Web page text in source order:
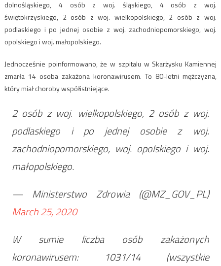
dolnośląskiego, 4 osób z woj. śląskiego, 4 osób z woj.
świętokrzyskiego, 2 osób z woj. wielkopolskiego, 2 osób z woj.
podlaskiego i po jednej osobie z woj. zachodniopomorskiego, woj.
opolskiego i woj. małopolskiego.
Jednocześnie poinformowano, że w szpitalu w Skarżysku Kamiennej
zmarła 14 osoba zakażona koronawirusem. To 80-letni mężczyzna,
który miał choroby współistniejące.
2 osób z woj. wielkopolskiego, 2 osób z woj.
podlaskiego i po jednej osobie z woj.
zachodniopomorskiego, woj. opolskiego i woj.
małopolskiego.
— Ministerstwo Zdrowia (@MZ_GOV_PL)
March 25, 2020
W sumie liczba osób zakażonych
koronawirusem: 1031/14 (wszystkie